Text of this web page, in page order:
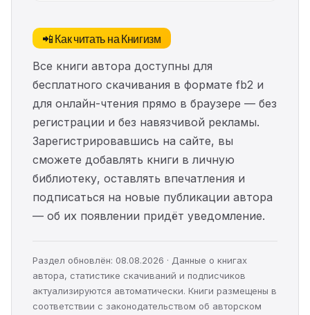
📲 Как читать на Книгизм
Все книги автора доступны для
бесплатного скачивания в формате fb2 и
для онлайн-чтения прямо в браузере — без
регистрации и без навязчивой рекламы.
Зарегистрировавшись на сайте, вы
сможете добавлять книги в личную
библиотеку, оставлять впечатления и
подписаться на новые публикации автора
— об их появлении придёт уведомление.
Раздел обновлён: 08.08.2026 · Данные о книгах
автора, статистике скачиваний и подписчиков
актуализируются автоматически. Книги размещены в
соответствии с законодательством об авторском